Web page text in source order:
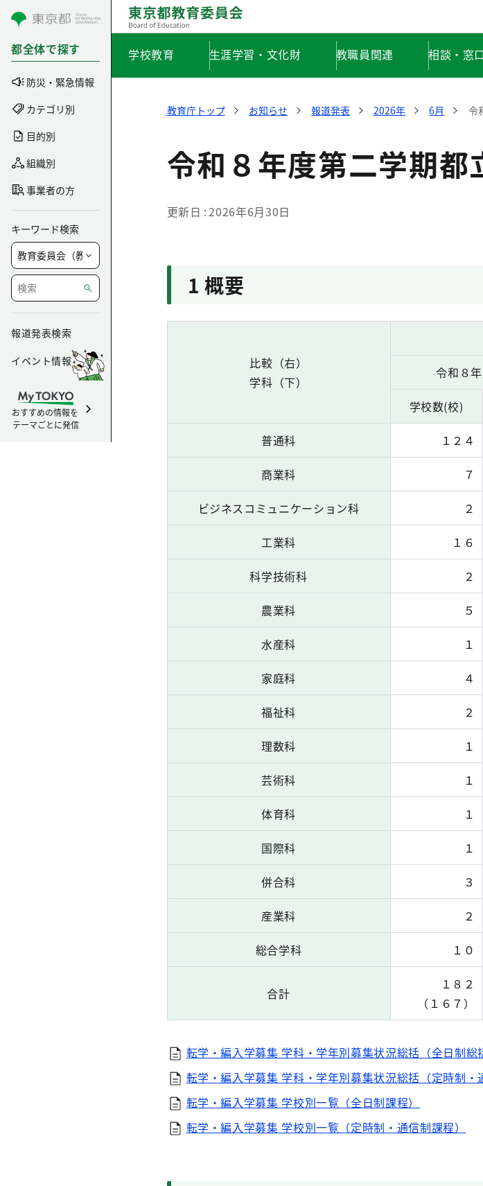
コンテンツにスキップ
都全体で探す
防災・緊急情報
カテゴリ別
目的別
組織別
事業者の方
キーワード検索
報道発表検索
イベント情報
おすすめの情報を
テーマごとに発信
学校教育 生涯学習・文化財 教職員関連 相談・窓口
教育庁トップ お知らせ 報道発表 2026年 6月 令
令和８年度第二学期
更新日 2026年6月30日
1 概要
比較（右）
学科（下）
令和８
学校数(校)
普通科 １２４
商業科 ７
ビジネスコミュニケーション科 ２
工業科 １６
科学技術科 ２
農業科 ５
水産科 １
家庭科 ４
福祉科 ２
理数科 １
芸術科 １
体育科 １
国際科 １
併合科 ３
産業科 ２
総合学科 １０
合計
１８２
（１６７）
転学・編入学募集 学科・学年別募集状況総括（全日制総
転学・編入学募集 学科・学年別募集状況総括（定時制・
転学・編入学募集 学校別一覧（全日制課程）
転学・編入学募集 学校別一覧（定時制・通信制課程）